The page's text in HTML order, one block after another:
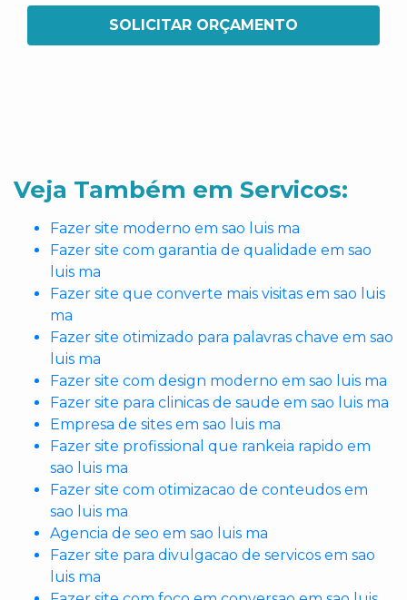
SOLICITAR ORÇAMENTO
Veja Também em Servicos:
Fazer site moderno em sao luis ma
Fazer site com garantia de qualidade em sao
luis ma
Fazer site que converte mais visitas em sao luis
ma
Fazer site otimizado para palavras chave em sao
luis ma
Fazer site com design moderno em sao luis ma
Fazer site para clinicas de saude em sao luis ma
Empresa de sites em sao luis ma
Fazer site profissional que rankeia rapido em
sao luis ma
Fazer site com otimizacao de conteudos em
sao luis ma
Agencia de seo em sao luis ma
Fazer site para divulgacao de servicos em sao
luis ma